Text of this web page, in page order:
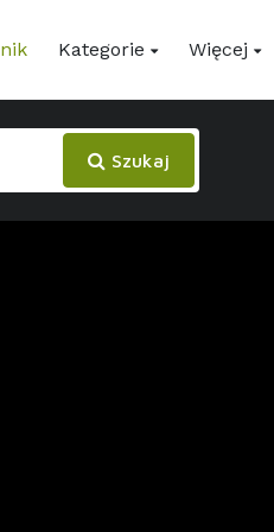
Kategorie Więcej
Szukaj